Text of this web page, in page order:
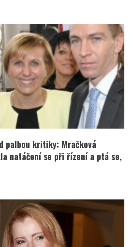
palbou kritiky: Mračková
natáčení se při řízení a ptá se,